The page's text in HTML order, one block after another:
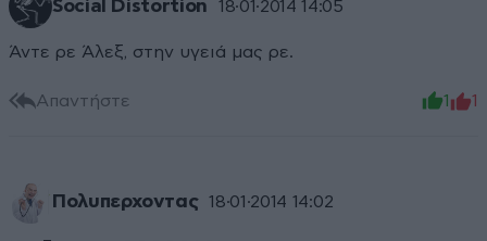
Social Distortion 18·01·2014 14:05
Άντε ρε Άλεξ, στην υγειά μας ρε.
Απαντήστε 1 1
Πολυπερχοντας 18·01·2014 14:02